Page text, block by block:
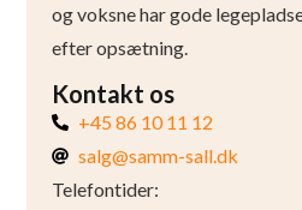
og voksne har gode
efter opsætning.
Kontakt os
+45 86 10 11 12
salg@samm-sall.dk
Telefontider: